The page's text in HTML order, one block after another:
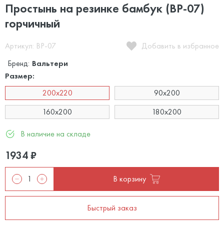
Простынь на резинке бамбук (BP-07)
горчичный
Артикул: BP-07
Добавить в избранное
Бренд: Вальтери
Размер:
200x220
90x200
160x200
180x200
В наличие на складе
1934₽
В корзину
Быстрый заказ